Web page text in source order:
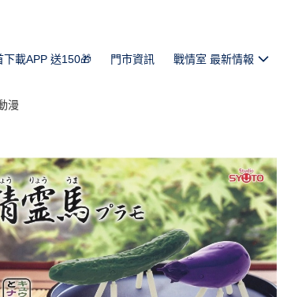
下載APP 送150🎁 門市資訊 戰情室 最新情報
漫